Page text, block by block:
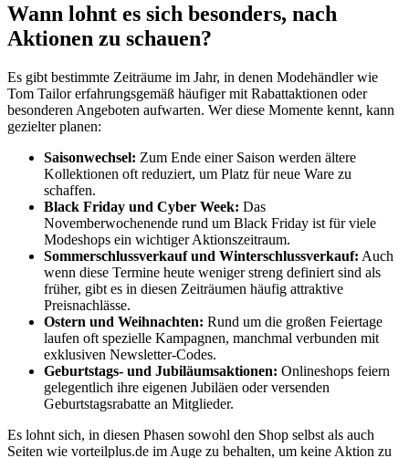
Wann lohnt es sich besonders, nach
Aktionen zu schauen?
Es gibt bestimmte Zeiträume im Jahr, in denen Modehändler wie
Tom Tailor erfahrungsgemäß häufiger mit Rabattaktionen oder
besonderen Angeboten aufwarten. Wer diese Momente kennt, kann
gezielter planen:
Saisonwechsel: Zum Ende einer Saison werden ältere
Kollektionen oft reduziert, um Platz für neue Ware zu
schaffen.
Black Friday und Cyber Week: Das
Novemberwochenende rund um Black Friday ist für viele
Modeshops ein wichtiger Aktionszeitraum.
Sommerschlussverkauf und Winterschlussverkauf: Auch
wenn diese Termine heute weniger streng definiert sind als
früher, gibt es in diesen Zeiträumen häufig attraktive
Preisnachlässe.
Ostern und Weihnachten: Rund um die großen Feiertage
laufen oft spezielle Kampagnen, manchmal verbunden mit
exklusiven Newsletter-Codes.
Geburtstags- und Jubiläumsaktionen: Onlineshops feiern
gelegentlich ihre eigenen Jubiläen oder versenden
Geburtstagsrabatte an Mitglieder.
Es lohnt sich, in diesen Phasen sowohl den Shop selbst als auch
Seiten wie vorteilplus.de im Auge zu behalten, um keine Aktion zu